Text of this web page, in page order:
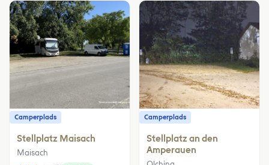
Camperplads
Stellplatz Maisach
Maisach
Camperplads
Stellplatz an den
Amperauen